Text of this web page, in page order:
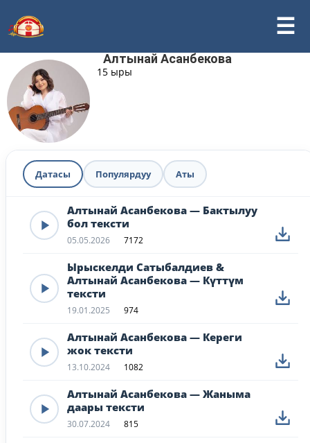
Алтынай Асанбекова
15 ыры
Датасы Популярдуу Аты
Алтынай Асанбекова — Бактылуу
бол тексти
05.05.2026 7172
Ырыскелди Сатыбалдиев &
Алтынай Асанбекова — Күттүм
тексти
19.01.2025 974
Алтынай Асанбекова — Кереги
жок тексти
13.10.2024 1082
Алтынай Асанбекова — Жаныма
даары тексти
30.07.2024 815